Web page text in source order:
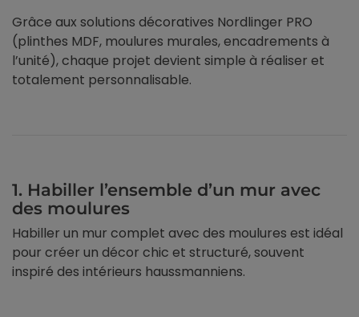
Grâce aux solutions décoratives Nordlinger PRO
(plinthes MDF, moulures murales, encadrements à
l’unité), chaque projet devient simple à réaliser et
totalement personnalisable.
1. Habiller l’ensemble d’un mur avec
des moulures
Habiller un mur complet avec des moulures est idéal
pour créer un décor chic et structuré, souvent
inspiré des intérieurs haussmanniens.